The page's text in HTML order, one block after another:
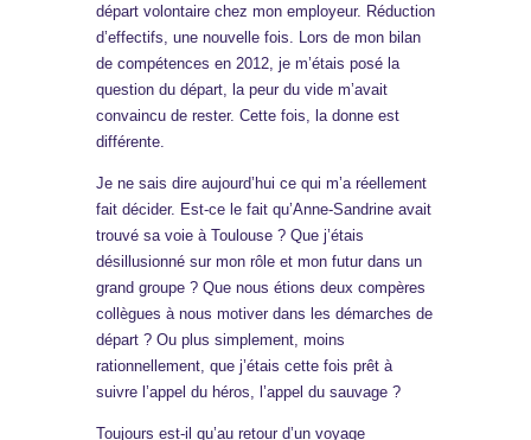
départ volontaire chez mon employeur. Réduction
d’effectifs, une nouvelle fois. Lors de mon bilan
de compétences en 2012, je m’étais posé la
question du départ, la peur du vide m’avait
convaincu de rester. Cette fois, la donne est
différente.
Je ne sais dire aujourd’hui ce qui m’a réellement
fait décider. Est-ce le fait qu’Anne-Sandrine avait
trouvé sa voie à Toulouse ? Que j’étais
désillusionné sur mon rôle et mon futur dans un
grand groupe ? Que nous étions deux compères
collègues à nous motiver dans les démarches de
départ ? Ou plus simplement, moins
rationnellement, que j’étais cette fois prêt à
suivre l’appel du héros, l’appel du sauvage ?
Toujours est-il qu’au retour d’un voyage